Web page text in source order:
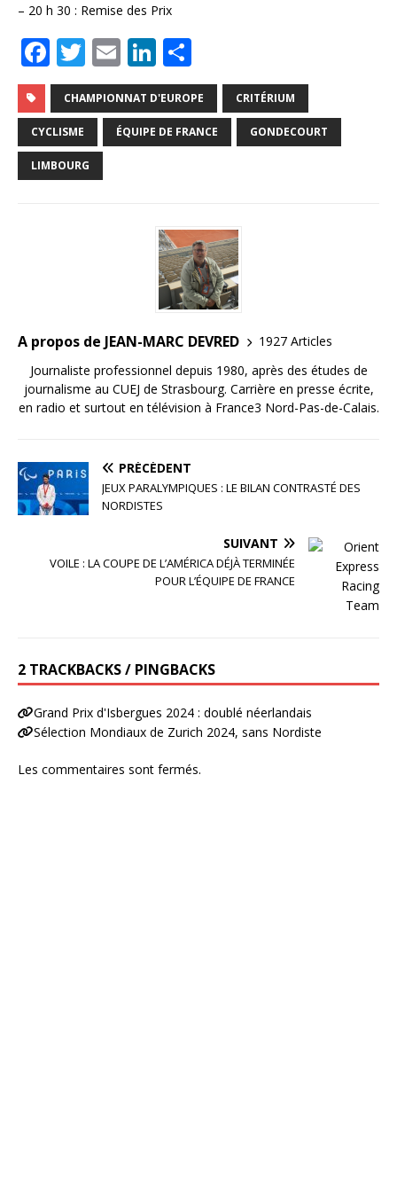
– 20 h 30 : Remise des Prix
F
a
c
e
b
T
w
it
te
r
E
m
ai
l
Li
n
k
e
ar
ta
g
CHAMPIONNAT D'EUROPE CRITÉRIUM
CYCLISME ÉQUIPE DE FRANCE GONDECOURT
LIMBOURG
A propos de JEAN-MARC DEVRED
1927 Articles
Journaliste professionnel depuis 1980, après des études de
journalisme au CUEJ de Strasbourg. Carrière en presse écrite,
en radio et surtout en télévision à France3 Nord-Pas-de-Calais.
PRÉCÉDENT
JEUX PARALYMPIQUES : LE BILAN CONTRASTÉ DES
NORDISTES
SUIVANT
VOILE : LA COUPE DE L’AMÉRICA DÉJÀ TERMINÉE
POUR L’ÉQUIPE DE FRANCE
2 TRACKBACKS / PINGBACKS
Grand Prix d'Isbergues 2024 : doublé néerlandais
Sélection Mondiaux de Zurich 2024, sans Nordiste
Les commentaires sont fermés.